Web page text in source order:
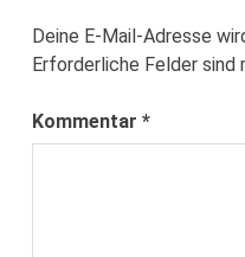
Deine E-Mail-Adresse
Erforderliche Felder
Kommentar*